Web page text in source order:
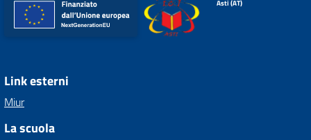
Asti (AT)
Link esterni
Miur
La scuola